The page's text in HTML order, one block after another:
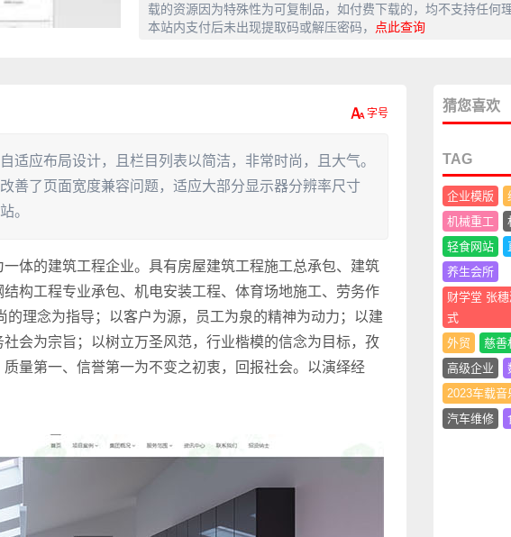
载的资源因为特殊性为可复制品，如付费下载的，均不支持任何
本站内支付后未出现提取码或解压密码，
点此查询
适应布局设计，且栏目列表以简洁，非常时尚，且大气。
善了页面宽度兼容问题，适应大部分显示器分辨率尺寸
。
体的建筑工程企业。具有房屋建筑工程施工总承包、建筑
构工程专业承包、机电安装工程、体育场地施工、劳务作
理念为指导；以客户为源，员工为泉的精神为动力；以建
会为宗旨；以树立万圣风范，行业楷模的信念为目标，孜
量第一、信誉第一为不变之初衷，回报社会。以演绎经
猜您喜欢
TAG
企业模版
机械重工
轻食网站
养生会所
财学堂 张
式
外贸
慈善
高级企业
2023车载音
汽车维修